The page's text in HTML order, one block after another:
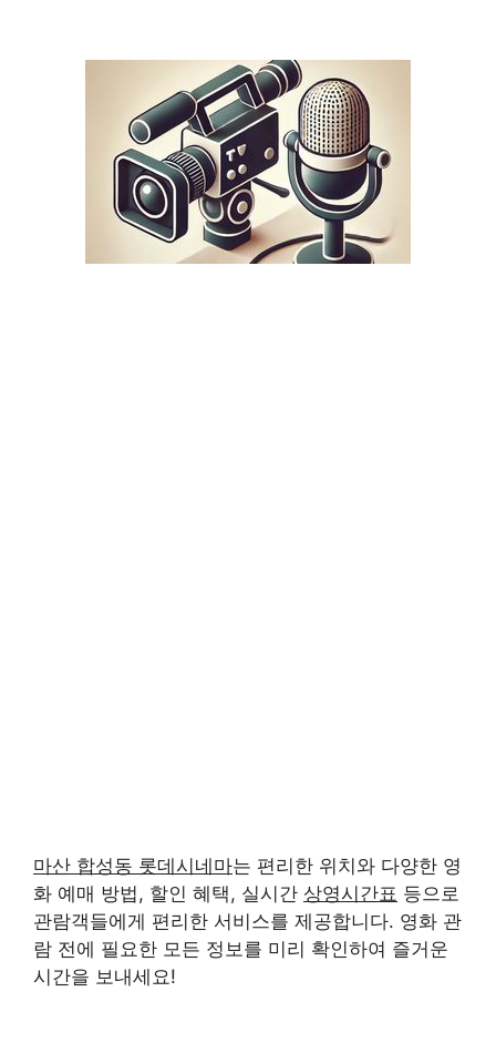
마산 합성동 롯데시네마는 편리한 위치와 다양한 영
화 예매 방법, 할인 혜택, 실시간 상영시간표 등으로
관람객들에게 편리한 서비스를 제공합니다. 영화 관
람 전에 필요한 모든 정보를 미리 확인하여 즐거운
시간을 보내세요!